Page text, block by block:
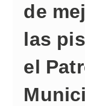
de
las
el